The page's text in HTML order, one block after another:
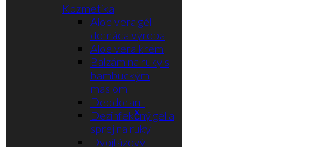
Kozmetika
Aloe vera gél
domáca výroba
Aloe vera krém
Balzám na ruky s
bambuckým
maslom
Deodorant
Dezinfekčný gél a
sprej na ruky
Dvojfázový